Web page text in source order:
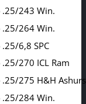
.25/243 Win.
.25/264 Win.
.25/6,8 SPC
.25/270 ICL Ram
.25/275 H&H
.25/284 Win.